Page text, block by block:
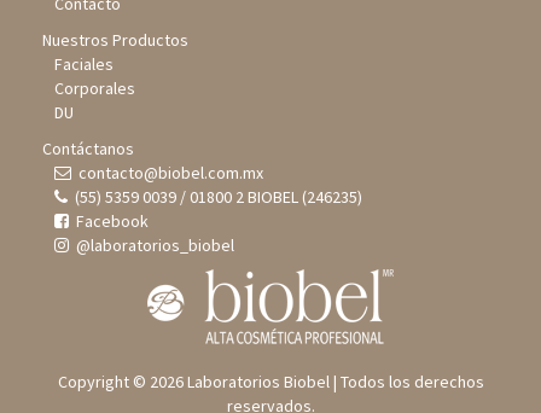
Nuestros Productos
Faciales
Corporales
DU
Contáctanos
contacto@biobel.com.mx
(55) 5359 0039 / 01800 2 BIOBEL (246235)
Facebook
@laboratorios_biobel
Copyright © 2026 Laboratorios Biobel | Todos los derechos
reservados.